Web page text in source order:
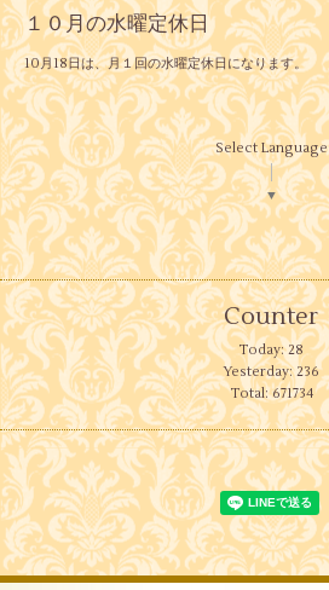
１０月の水曜定休日
10月18日は、月１回の水曜定休日になります。
Select Language
▼
Counter
Today:28
Yesterday:236
Total:671734